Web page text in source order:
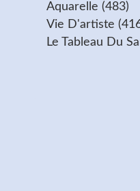
Aquarelle (483)
Vie D'artiste
Le Tableau Du